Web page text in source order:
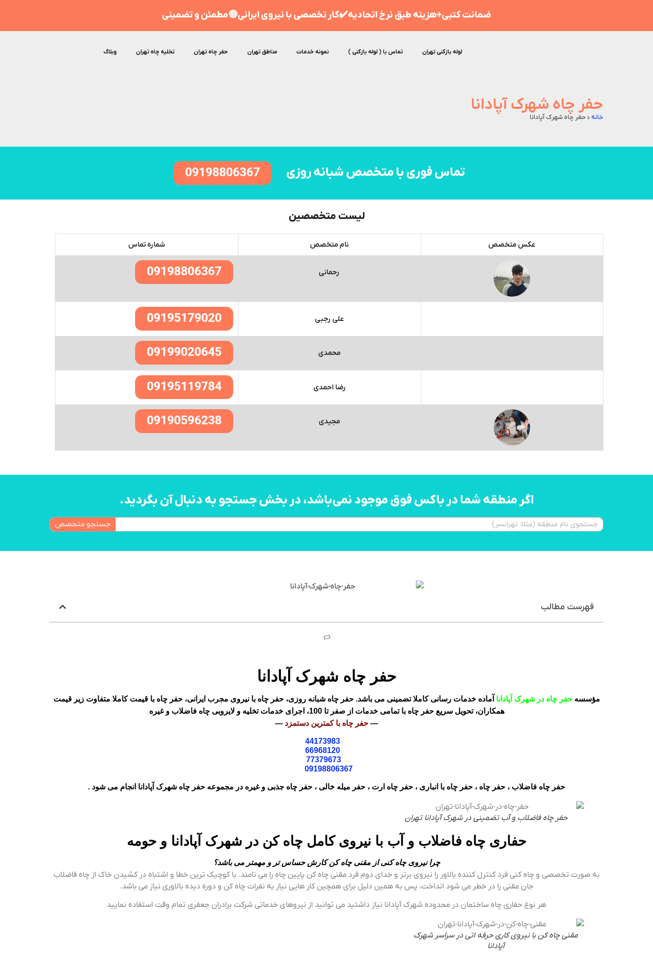
ضمانت کتبی+هزینه طبق نرخ اتحادیه✔️کار تخصصی با نیروی ایرانی🔵مطمئن و تضمینی
لوله بازکنی تهران تماس با ( لوله بازکنی ) نمونه خدمات مناطق تهران حفر چاه تهران تخلیه چاه تهران وبلاگ
حفر چاه شهرک آپادانا
خانه » حفر چاه شهرک آپادانا
تماس فوری با متخصص شبانه روزی 09198806367
لیست متخصصین
عکس متخصص نام متخصص شماره تماس
رحمانی 09198806367
علی رجبی 09195179020
محمدی 09199020645
رضا احمدی 09195119784
مجیدی 09190596238
اگر منطقه شما در باکس فوق موجود نمی‌باشد، در بخش جستجو به دنبال آن بگردید.
جستجو متخصص
فهرست مطالب
حفر چاه شهرک آپادانا
مؤسسه حفر چاه در شهرک آپادانا آماده خدمات رسانی کاملا تضمینی می باشد. حفر چاه شبانه روزی، حفر چاه با نیروی مجرب ایرانی، حفر چاه با قیمت کاملا متفاوت زیر قیمت
همکاران، تحویل سریع حفر چاه با تمامی خدمات از صفر تا 100، اجرای خدمات تخلیه و لایروبی چاه فاضلاب و غیره
— حفر چاه با کمترین دستمزد —
44173983
66968120
77379673
09198806367
حفر چاه فاضلاب ، حفر چاه ، حفر چاه با انباری ، حفر چاه ارت ، حفر میله خالی ، حفر چاه جذبی و غیره در مجموعه حفر چاه شهرک آپادانا انجام می شود .
حفر چاه فاضلاب و آب تضمینی در شهرک آپادانا تهران
حفاری چاه فاضلاب و آب با نیروی کامل چاه کن در شهرک آپادانا و حومه
چرا نیروی چاه کنی از مقنی چاه کن کارش حساس تر و مهمتر می باشد؟
به صورت تخصصی و چاه کنی فرد کنترل کننده بالاور را نیروی برتر و خدای دوم فرد مقنی چاه کن پایین چاه را می نامند. با کوچیک ترین خطا و اشتباه در کشیدن خاک از چاه فاضلاب
جان مقنی را در خطر می شود انداخت، پس به همین دلیل برای همچین کار هایی نیاز به نفرات چاه کن و دوره دیده بالاوری نیاز می باشد.
هر نوع حفاری چاه ساختمان در محدوده شهرک آپادانا نیاز داشتید می توانید از نیروهای خدماتی شرکت برادران جعفری تمام وقت استفاده نمایید
مقنی چاه کن با نیروی کاری حرفه اتی در سراسر شهرک
آپادانا